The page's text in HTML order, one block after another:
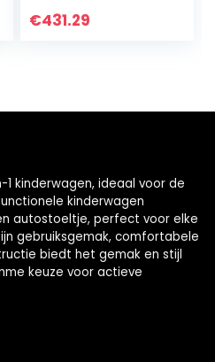
Vervoer met
€431.29
kinderwagen, ideaal voor de
kinderwagen
autostoeltje, perfect voor elke
gebruiksgemak, comfortabele
biedt het gemak en stijl
keuze voor actieve